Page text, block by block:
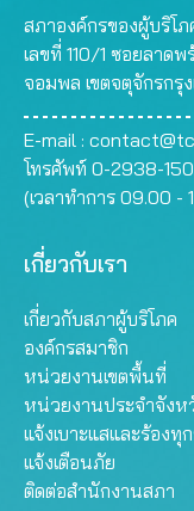
สภาองค์กรของผู้บริโ
เลขที่ 110/1 ซอยลาด
จอมพล เขตจตุจักรกรุ
E-mail :
โทรศัพท์ 0-2938-
(เวลาทำการ 09.00 -
เกี่ยวกับเรา
เกี่ยวกับสภาผู้บริโภค
องค์กรสมาชิก
หน่วยงานเขตพื้นที่
หน่วยงานประจำจังห
แจ้งเบาะแสและร้องทุ
แจ้งเตือนภัย
ติดต่อสำนักงานสภา